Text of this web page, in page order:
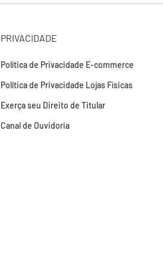
PRIVACIDADE
Política de Privacidade E-commerce
Política de Privacidade Lojas Físicas
Exerça seu Direito de Titular
Canal de Ouvidoria